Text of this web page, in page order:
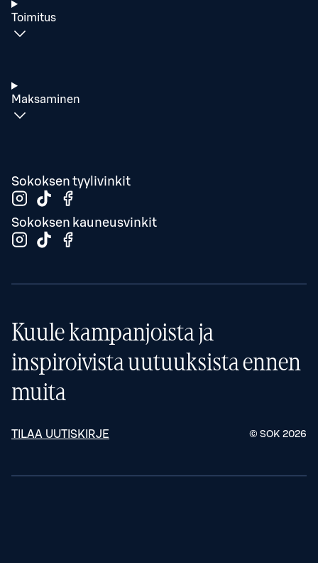
Toimitus
Maksaminen
Sokoksen tyylivinkit
Sokoksen kauneusvinkit
Kuule kampanjoista ja
inspiroivista uutuuksista ennen
muita
TILAA UUTISKIRJE © SOK 2026